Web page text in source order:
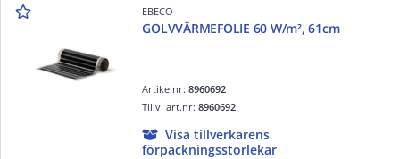
EBECO
GOLVVÄRMEFOLIE 60 W/m², 61cm
Artikelnr:8960692
Tillv. art.nr:8960692
Visa tillverkarens
förpackningsstorlekar